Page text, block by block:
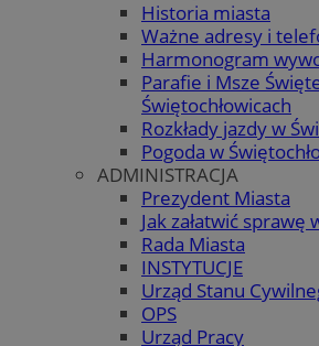
Historia miasta
Ważne adresy i
Harmonogram
Parafie i Msze
Świętochłowicach
Rozkłady jazdy w
Pogoda w
ADMINISTRACJA
Prezydent Miasta
Jak załatwić sprawę
Rada Miasta
INSTYTUCJE
Urząd Stanu
OPS
Urząd Pracy